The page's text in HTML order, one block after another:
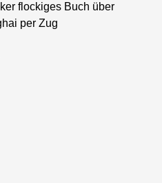
flockiges Buch über
per Zug